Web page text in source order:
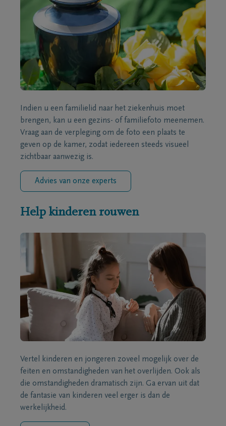
Indien u een familielid naar het ziekenhuis moet
brengen, kan u een gezins- of familiefoto meenemen.
Vraag aan de verpleging om de foto een plaats te
geven op de kamer, zodat iedereen steeds visueel
zichtbaar aanwezig is.
Advies van onze experts
Help kinderen rouwen
Vertel kinderen en jongeren zoveel mogelijk over de
feiten en omstandigheden van het overlijden. Ook als
die omstandigheden dramatisch zijn. Ga ervan uit dat
de fantasie van kinderen veel erger is dan de
werkelijkheid.